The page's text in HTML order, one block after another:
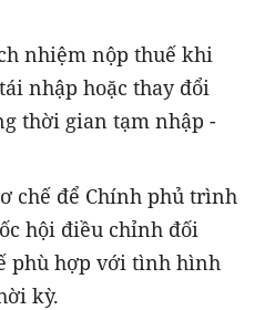
nhiệm nộp thuế khi
nhập hoặc thay đổi
thời gian tạm nhập -
chế để Chính phủ trình
hội điều chỉnh đối
phù hợp với tình hình
kỳ.